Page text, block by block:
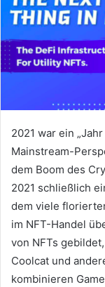
2021 war ein
Mainstream-
dem Boom des
2021 schließlich
dem viele
im NFT-Handel
von NFTs
Coolcat und
kombinieren